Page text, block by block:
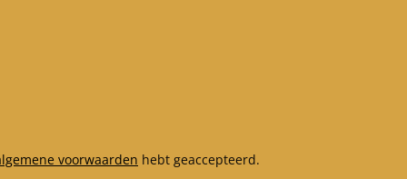
voorwaarden hebt geaccepteerd.